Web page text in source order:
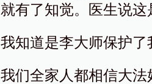
就有了知觉。医生说
我知道是李大师保护了
我们全家人都相信大